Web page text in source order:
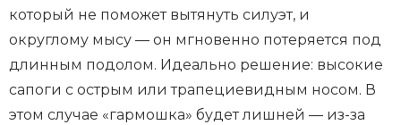
f
4
который не поможет вытянуть силуэт, и
округлому мысу — он мгновенно потеряется под
длинным подолом. Идеально решение: высокие
сапоги с острым или трапециевидным носом. В
этом случае «гармошка» будет лишней — из-за